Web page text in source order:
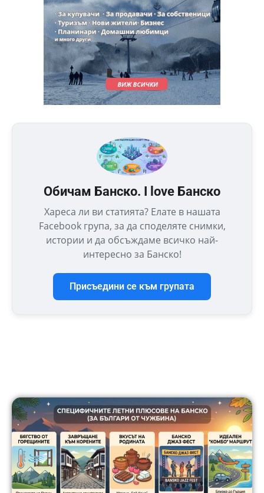
Обичам Банско. I love Банско
Хареса ли ви статията? Елате в нашата
Facebook група, за да споделяте снимки,
истории и да обсъждаме всичко най-
интересно за Банско!
Присъедини се към групата